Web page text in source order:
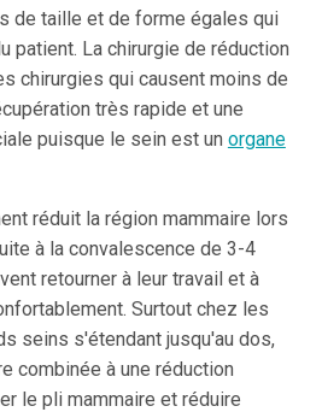
de taille et de forme égales qui
patient. La chirurgie de réduction
chirurgies qui causent moins de
très rapide et une
puisque le sein est un organe
réduit la région mammaire lors
à la convalescence de 3-4
retourner à leur travail et à
Surtout chez les
seins s'étendant jusqu'au dos,
combinée à une réduction
le pli mammaire et réduire